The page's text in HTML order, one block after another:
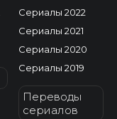
Сериалы 2022
Сериалы 2021
Сериалы 2020
Сериалы 2019
Переводы
сериалов